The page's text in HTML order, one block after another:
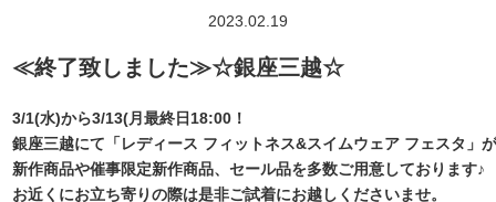
2023.02.19
≪終了致しました≫☆銀座三越☆
3/1(水)から3/13(月最終日18:00！
銀座三越にて「レディース フィットネス&スイムウェア フェスタ」
新作商品や催事限定新作商品、セール品を多数ご用意しております♪
お近くにお立ち寄りの際は是非ご試着にお越しくださいませ。